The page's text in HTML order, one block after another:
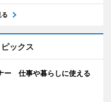
る
ックス
ー 仕事や暮らしに使える